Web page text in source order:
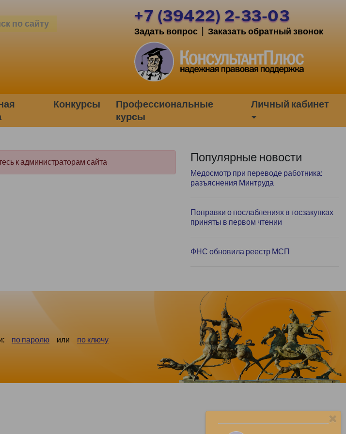
+7 (39422) 2-33-03
Задать вопрос Заказать обратный звонок
Конкурсы
Профессиональные
курсы
Личный кабинет
к администраторам сайта Популярные новости
Медосмотр при переводе работника:
разъяснения Минтруда
Поправки о послаблениях в госзакупках
приняты в первом чтении
ФНС обновила реестр МСП
по паролю или по ключу